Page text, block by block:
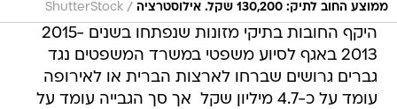
ממוצע החוב לתיק: 130,200 שקל. אילוסטרציה /
ShutterStock
היקף החובות בתיקי מזונות שנפתחו בשנים 2015-
2013 באגף לסיוע משפטי במשרד המשפטים נגד
גברים גרושים שברחו לארצות הברית או לאירופה
עומד על כ-4.7 מיליון שקל  אך סך הגבייה עומד על